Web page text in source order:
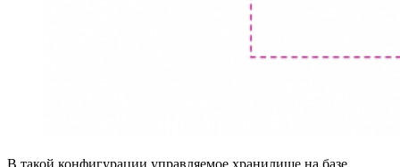
В такой конфигурации управляемое хранилище на базе